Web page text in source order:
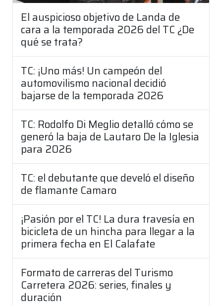
El auspicioso objetivo de Landa de
cara a la temporada 2026 del TC ¿De
qué se trata?
TC: ¡Uno más! Un campeón del
automovilismo nacional decidió
bajarse de la temporada 2026
TC: Rodolfo Di Meglio detalló cómo se
generó la baja de Lautaro De la Iglesia
para 2026
TC: el debutante que develó el diseño
de flamante Camaro
¡Pasión por el TC! La dura travesía en
bicicleta de un hincha para llegar a la
primera fecha en El Calafate
Formato de carreras del Turismo
Carretera 2026: series, finales y
duración